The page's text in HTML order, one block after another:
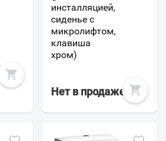
инсталляцией,
сиденье с
микролифтом,
клавиша
хром)
Нет в продаже